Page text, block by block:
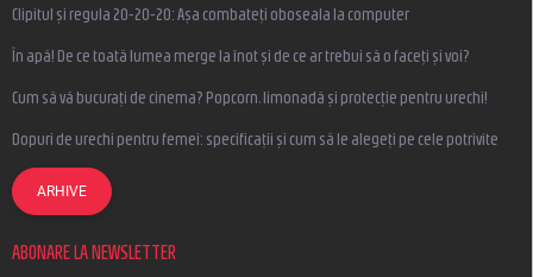
Clipitul și regula 20-20-20: Așa combateți oboseala la computer
În apă! De ce toată lumea merge la înot și de ce ar trebui să o faceți și voi?
Cum să vă bucurați de cinema? Popcorn, limonadă și protecție pentru urechi!
Dopuri de urechi pentru femei: specificații și cum să le alegeți pe cele potrivite
ARHIVE
ABONARE LA NEWSLETTER